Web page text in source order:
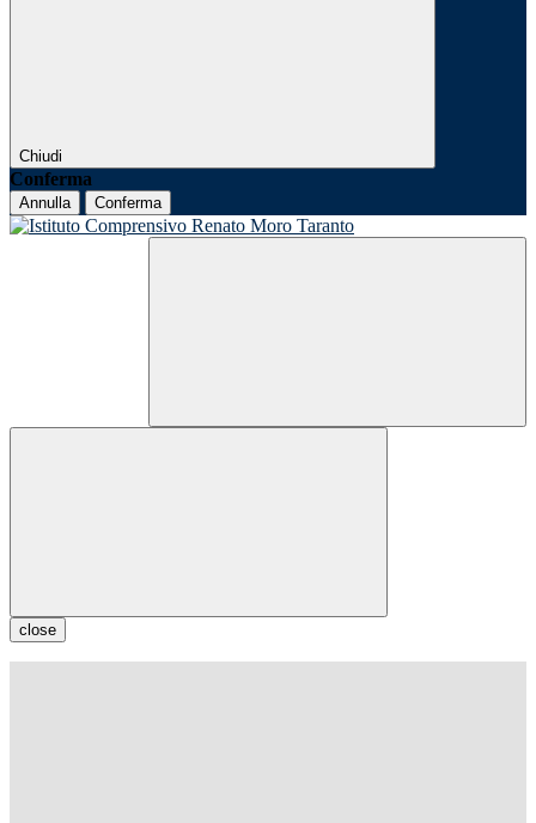
Chiudi
Conferma
Annulla Conferma
close